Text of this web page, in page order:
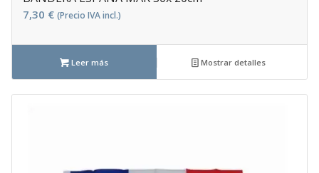
7,30 € (Precio IVA incl.)
Leer más Mostrar detalles